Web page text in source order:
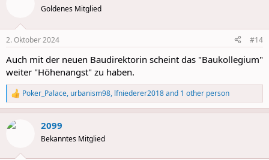
s
Goldenes Mitglied
2. Oktober 2024 #14
Auch mit der neuen Baudirektorin scheint das "Baukollegium"
weiter "Höhenangst" zu haben.
R
e
a
c
Poker_Palace, urbanism98, lfniederer2018and 1 other person
2099
Bekanntes Mitglied